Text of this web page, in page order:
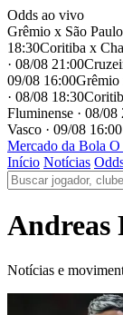
Odds ao vivo
Grêmio x São
18:30Coritiba x
· 08/08 21:00
09/08 16:00Grêmio
· 08/08 18:30
Fluminense · 08/08
Vasco · 09/08 16:00
Mercado da Bola O
Início Notícias
Andreas
Notícias e